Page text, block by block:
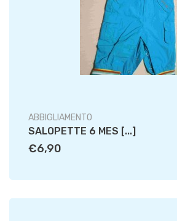
ABBIGLIAMENTO
SALOPETTE 6 MES [...]
€6,90